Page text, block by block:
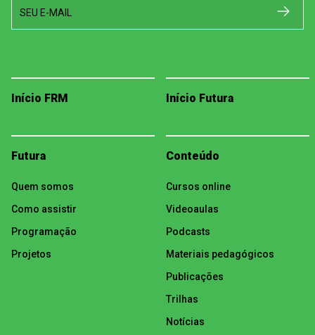
SEU E-MAIL
Início FRM Início Futura
Futura
Quem somos
Como assistir
Programação
Projetos
Conteúdo
Cursos online
Videoaulas
Podcasts
Materiais pedagógicos
Publicações
Trilhas
Notícias